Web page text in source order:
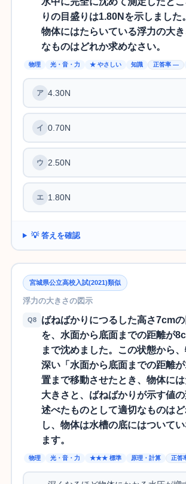
りの目盛りは1.80Nを示しました
物体にはたらいている浮力の大
なものはどれか求めなさい。
物理 光・音・力 ★ やさしい 知識 正答率 —
4.30N
0.70N
2.50N
1.80N
💡 答えを確認
宮城県公立高校入試(2021)類似
浮力の大きさの図示
Q8
ばねばかりにつるした高さ7cm
を、水面から底面までの距離が
まで沈めました。この状態から
深い「水面から底面までの距離
置まで移動させたとき、物体に
大きさと、ばねばかりが示す値
述べたものとして適切なものは
し、物体は水槽の底にはついて
ます。
物理 光・音・力 ★★★ 標準 原理・計算 正答